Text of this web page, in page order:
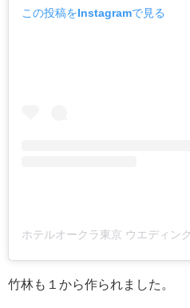
この投稿をInstagramで見る
竹林も１から作られました。